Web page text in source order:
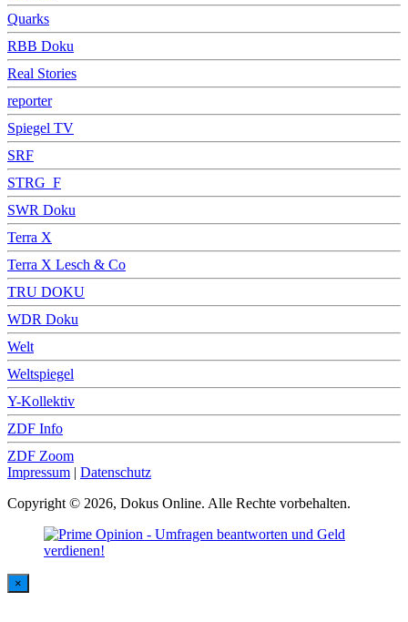
Quarks
RBB Doku
Real Stories
reporter
Spiegel TV
SRF
STRG_F
SWR Doku
Terra X
Terra X Lesch & Co
TRU DOKU
WDR Doku
Welt
Weltspiegel
Y-Kollektiv
ZDF Info
ZDF Zoom
Impressum | Datenschutz
Copyright © 2026, Dokus Online. Alle Rechte vorbehalten.
×